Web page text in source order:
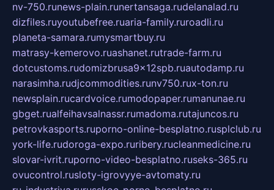
nv-750.runews-plain.runertansaga.rudelanalad.ru
dizfiles.ruyoutubefree.ruaria-family.ruroadli.ru
planeta-samara.rumysmartbuy.ru
matrasy-kemerovo.ruashanet.rutrade-farm.ru
dotcustoms.rudomizbrusa9x12spb.ruautodamp.ru
narasimha.rudjcommodities.runv750.rux-ton.ru
newsplain.rucardvoice.rumodopaper.rumanunae.ru
gbget.rualfeihavsalnassr.rumadoma.rutajuncos.ru
petrovkasports.ruporno-online-besplatno.rusplclub.ru
york-life.rudoroga-expo.ruribery.rucleanmedicine.ru
slovar-ivrit.ruporno-video-besplatno.ruseks-365.ru
ovucontrol.rusloty-igrovyye-avtomaty.ru